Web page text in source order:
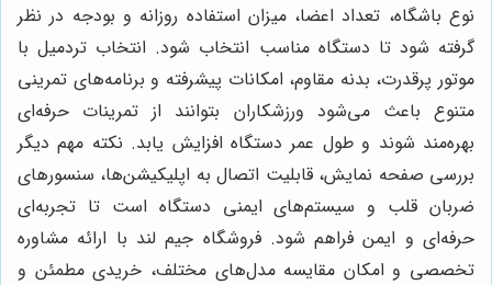
نوع باشگاه، تعداد اعضا، میزان استفاده روزانه و بودجه در نظر
گرفته شود تا دستگاه مناسب انتخاب شود. انتخاب تردمیل با
موتور پرقدرت، بدنه مقاوم، امکانات پیشرفته و برنامه‌های تمرینی
متنوع باعث می‌شود ورزشکاران بتوانند از تمرینات حرفه‌ای
بهره‌مند شوند و طول عمر دستگاه افزایش یابد. نکته مهم دیگر
بررسی صفحه نمایش، قابلیت اتصال به اپلیکیشن‌ها، سنسورهای
ضربان قلب و سیستم‌های ایمنی دستگاه است تا تجربه‌ای
حرفه‌ای و ایمن فراهم شود. فروشگاه جیم لند با ارائه مشاوره
تخصصی و امکان مقایسه مدل‌های مختلف، خریدی مطمئن و